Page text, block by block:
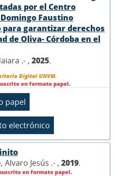
por el Centro
Faustino
para garantizar derechos
de Oliva- Córdoba en el
.- , 2025.
Digital UNVM.
en formato papel.
Jesús .- , 2019.
en formato papel.